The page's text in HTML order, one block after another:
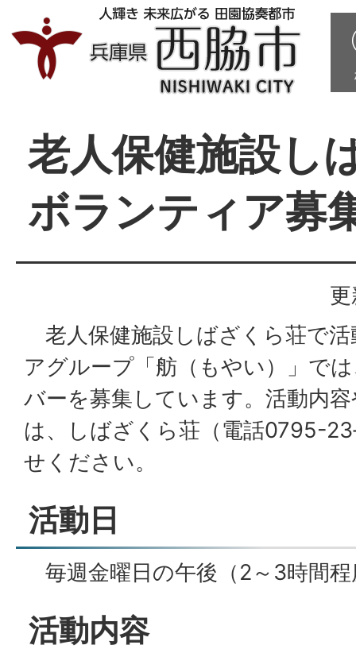
老人保健施設し
ボランティア募
老人保健施設しばざくら荘で
アグループ「舫（もやい）」で
バーを募集しています。活動内
は、しばざくら荘（電話0795-
せください。
活動日
毎週金曜日の午後（2～3時間
活動内容